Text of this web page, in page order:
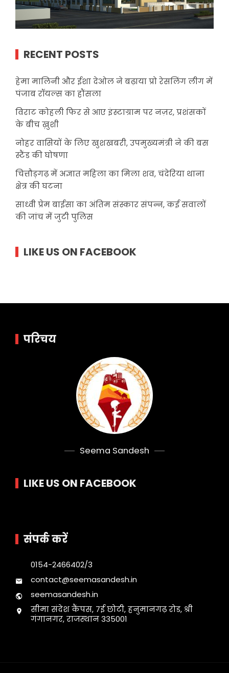
RECENT POSTS
हेमा मालिनी और ईशा देओल ने बढ़ाया प्रो रेसलिंग लीग में
पंजाब रॉयल्स का हौंसला
विराट कोहली फिर से आए इंस्टाग्राम पर नज़र, प्रशंसकों
के बीच ख़ुशी
नोहर वासियों के लिए खुशखबरी, उपमुख्यमंत्री ने की बस
स्टैंड की घोषणा
चित्तौड़गढ़ में अज्ञात महिला का मिला शव, चंदेरिया थाना
क्षेत्र की घटना
साध्वी प्रेम बाईसा का अंतिम संस्कार संपन्न, कई सवालों
की जांच में जुटी पुलिस
LIKE US ON FACEBOOK
परिचय
Seema Sandesh
LIKE US ON FACEBOOK
संपर्क करें
0154-2466402/3
contact@seemasandesh.in
seemasandesh.in
सीमा संदेश कैंपस, 7ई छोटी, हनुमानगढ़ रोड, श्री
गंगानगर, राजस्थान 335001